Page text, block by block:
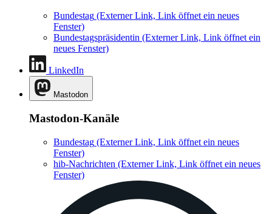
Bundestag (Externer Link, Link öffnet ein neues
Fenster)
Bundestagspräsidentin (Externer Link, Link öffnet ein
neues Fenster)
LinkedIn
Mastodon
Mastodon-Kanäle
Bundestag (Externer Link, Link öffnet ein neues
Fenster)
hib-Nachrichten (Externer Link, Link öffnet ein neues
Fenster)